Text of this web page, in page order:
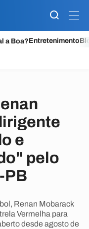
a Boa?Entretenimento
e
pelo
PB
Renan Mobarack
Vermelha para
desde agosto de